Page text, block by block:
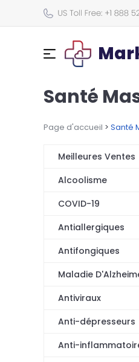
Santé
Page d'accueil > Santé
Meilleures Ventes
Alcoolisme
COVID-19
Antiallergiques
Antifongiques
Maladie
Antiviraux
Anti-dépresseurs
Anti-